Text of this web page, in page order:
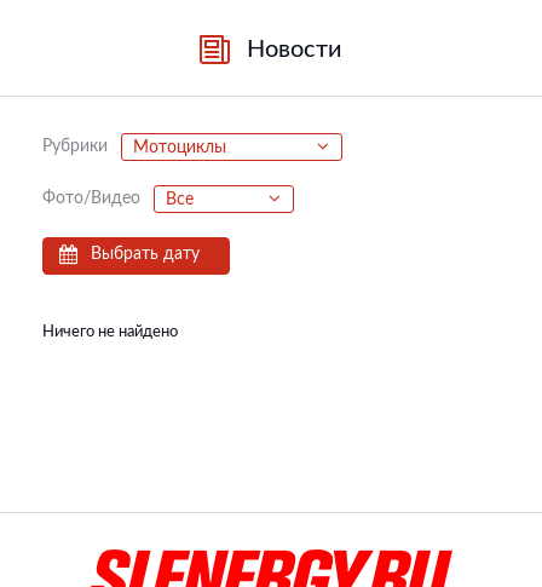
Новости
Рубрики Мотоциклы
Фото/Видео Все
Выбрать дату
Ничего не найдено